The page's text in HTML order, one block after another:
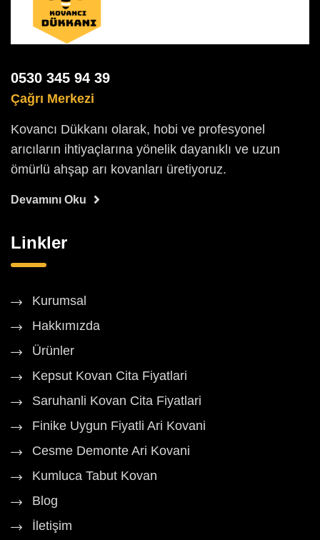
0530 345 94 39
Çağrı Merkezi
Kovancı Dükkanı olarak, hobi ve profesyonel
arıcıların ihtiyaçlarına yönelik dayanıklı ve uzun
ömürlü ahşap arı kovanları üretiyoruz.
Devamını Oku
Linkler
Kurumsal
Hakkımızda
Ürünler
Kepsut Kovan Cita Fiyatlari
Saruhanli Kovan Cita Fiyatlari
Finike Uygun Fiyatli Ari Kovani
Cesme Demonte Ari Kovani
Kumluca Tabut Kovan
Blog
İletişim